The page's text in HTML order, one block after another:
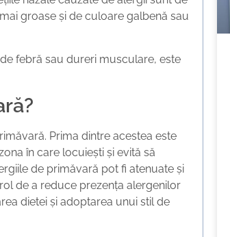
groase și de culoare galbenă sau
febră sau dureri musculare, este
Prima dintre acestea este
în care locuiești și evită să
de primăvară pot fi atenuate și
de a reduce prezența alergenilor
dietei și adoptarea unui stil de